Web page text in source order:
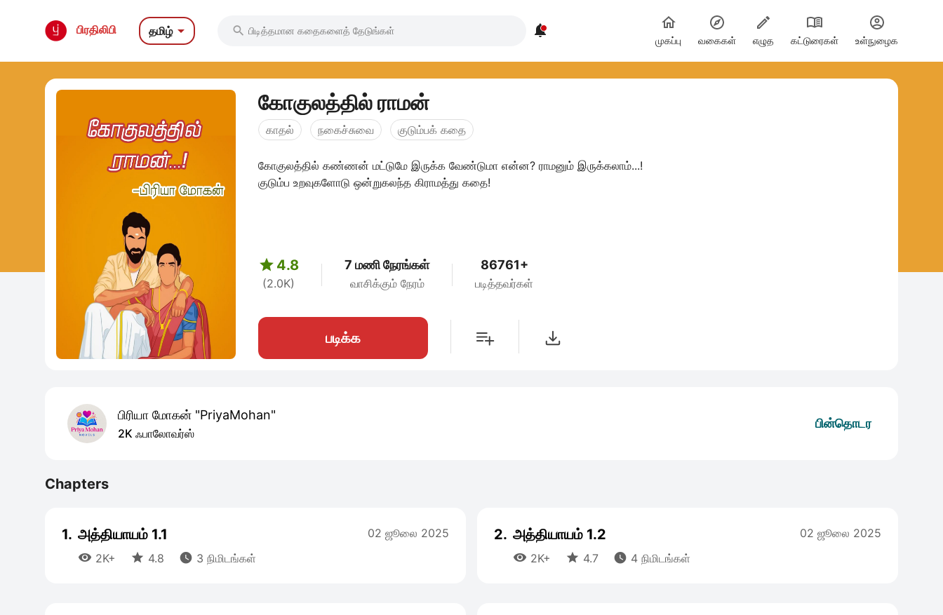
பிரதிலிபி தமிழ்  
முகப்பு வகைகள் எழுத கட்டுரைகள் உள்நுழைக
கோகுலத்தில் ராமன்
காதல் நகைச்சுவை குடும்பக் கதை
கோகுலத்தில் கண்ணன் மட்டுமே இருக்க வேண்டுமா என்ன? ராமனும் இருக்கலாம்...!
குடும்ப உறவுகளோடு ஒன்றுகலந்த கிராமத்து கதை!
 4.8
(2.0K)
7 மணி நேரங்கள்
வாசிக்கும் நேரம்
86761+
படித்தவர்கள்
படிக்க
பிரியா மோகன் "PriyaMohan"
2K ஃபாலோவர்ஸ்
பின்தொடர
Chapters
1. அத்தியாயம் 1.1
 2K+  4.8  3 நிமிடங்கள்
02 ஜூலை 2025 2. அத்தியாயம் 1.2
 2K+  4.7  4 நிமிடங்கள்
02 ஜூலை 2025